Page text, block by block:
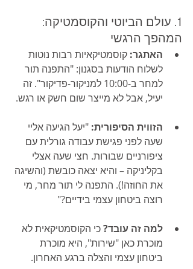
1. עולם הביוטי והקוסמטיקה:
המהפך הרגשי
האתגר: קוסמטיקאיות רבות נוטות
לשלוח הודעות בסגנון: "התפנה תור
למחר ב-10:00 למניקור-פדיקור". זה
יעיל, אבל לא מייצר שום חשק או רגש.
הזווית הסיפורית: "יעל הגיעה אליי
שעה לפני פגישת עבודה גורלית עם
ציפורניים שבורות. חצי שעה אצלי
בקליניקה – והיא יצאה כובשת (והשיגה
את החוזה!). התפנה לי תור מחר, מי
רוצה ביטחון עצמי בידיים?"
למה זה עובד? כי הקוסמטיקאית לא
מוכרת כאן "שירות", היא מוכרת
ביטחון עצמי והצלה ברגע האחרון.